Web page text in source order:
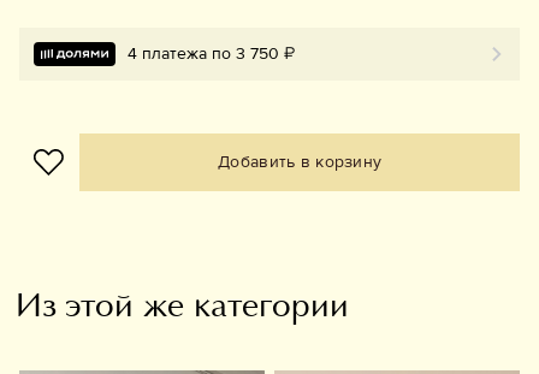
4 платежа по 3 750 ₽
Добавить в корзину
Из этой же категории